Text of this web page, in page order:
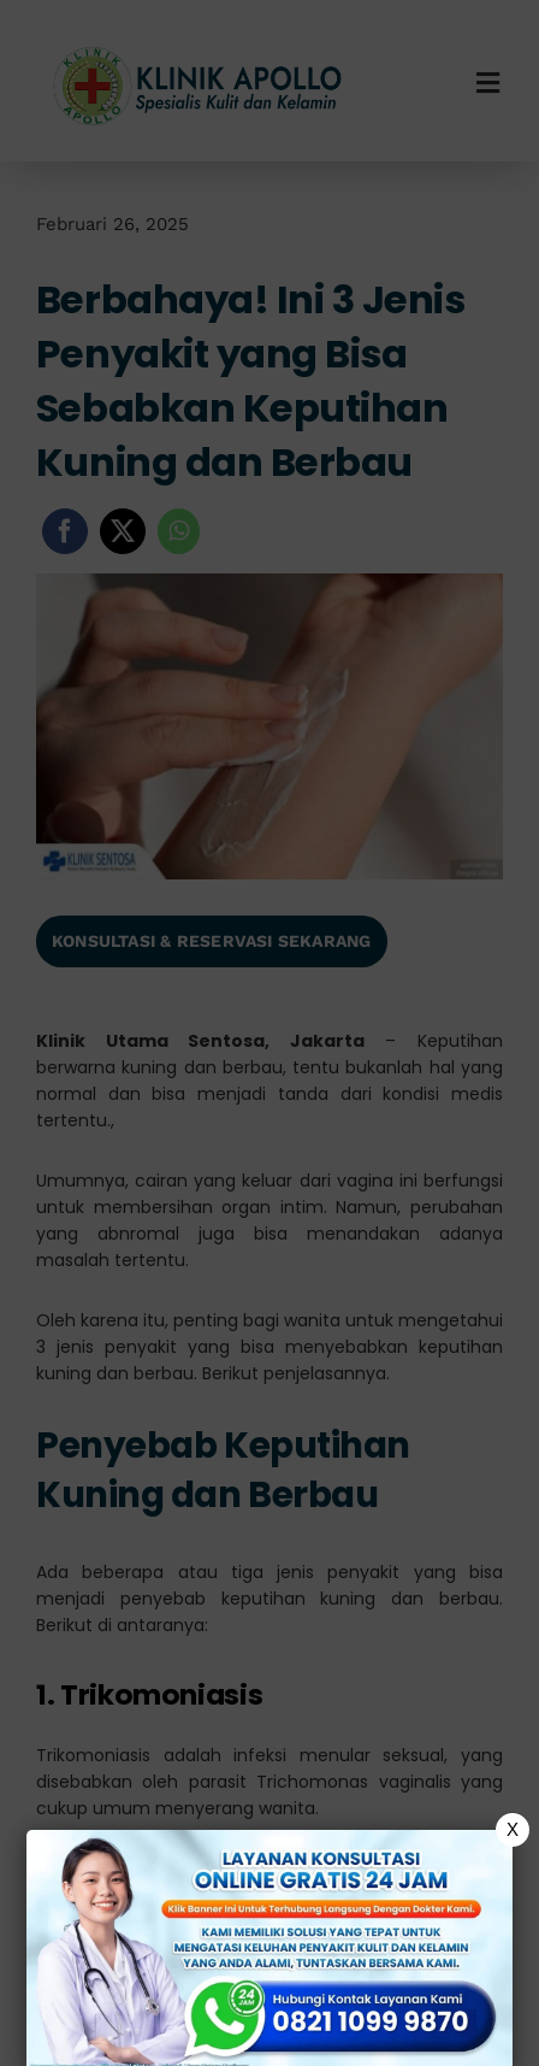
content
Layanan Kami
Info Klinik
Februari 26, 2025
Berbahaya! Ini 3 Jenis
Penyakit yang Bisa
Sebabkan Keputihan
Kuning dan Berbau
KONSULTASI & RESERVASI SEKARANG
Klinik Utama Sentosa, Jakarta– Keputihan
berwarna kuning dan berbau, tentu bukanlah hal yang
normal dan bisa menjadi tanda dari kondisi medis
tertentu.,
Umumnya, cairan yang keluar dari vagina ini berfungsi
untuk membersihan organ intim. Namun, perubahan
yang abnromal juga bisa menandakan adanya
masalah tertentu.
Oleh karena itu, penting bagi wanita untuk mengetahui
3 jenis penyakit yang bisa menyebabkan keputihan
kuning dan berbau. Berikut penjelasannya.
Penyebab Keputihan
Kuning dan Berbau
Ada beberapa atau tiga jenis penyakit yang bisa
menjadi penyebab keputihan kuning dan berbau.
Berikut di antaranya:
1. Trikomoniasis
Trikomoniasis adalah infeksi menular seksual, yang
disebabkan oleh parasit Trichomonas vaginalis yang
cukup umum menyerang wanita.
Pada tahap awal, infeksi ini sering kali tidak
menunjukkan gejala yang jelas, tetapi seiring waktu
dapat menyebabkan keputihan berwarna kuning
kehijauan dengan bau tidak sedap.
2. Vaginosis Bakterialis
X